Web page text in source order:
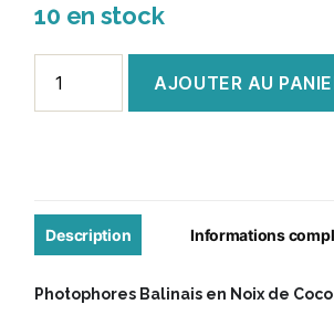
10 en stock
Coco
AJOUTER AU
Description Informations
Photophores Balinais en Noix de